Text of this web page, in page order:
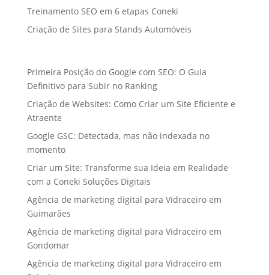
Treinamento SEO em 6 etapas Coneki
Criação de Sites para Stands Automóveis
Primeira Posição do Google com SEO: O Guia
Definitivo para Subir no Ranking
Criação de Websites: Como Criar um Site Eficiente e
Atraente
Google GSC: Detectada, mas não indexada no
momento
Criar um Site: Transforme sua Ideia em Realidade
com a Coneki Soluções Digitais
Agência de marketing digital para Vidraceiro em
Guimarães
Agência de marketing digital para Vidraceiro em
Gondomar
Agência de marketing digital para Vidraceiro em